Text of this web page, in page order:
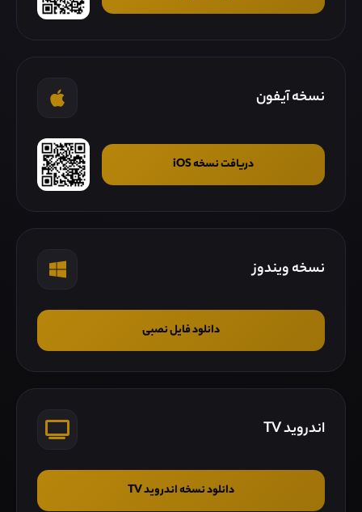
نسخه آیفون
دریافت نسخه iOS
نسخه ویندوز
دانلود فایل نصبی
اندروید TV
دانلود نسخه اندروید TV